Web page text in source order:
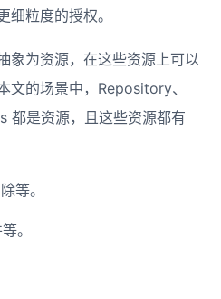
细粒度的授权。
象为资源，在这些资源上可以
文的场景中，Repository、
都是资源，且这些资源都有
等。
。